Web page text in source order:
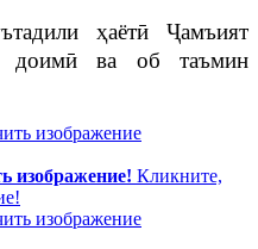
ҳаётӣ Ҷамъият
доимӣ ва об таъмин
изображение! Кликните,